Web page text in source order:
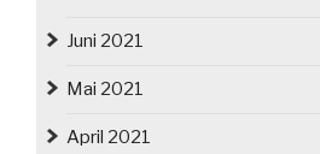
Juni 2021
Mai 2021
April 2021